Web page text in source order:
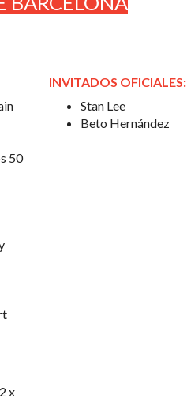
50
x
INVITADOS OFICIALES:
Stan Lee
Beto Hernández